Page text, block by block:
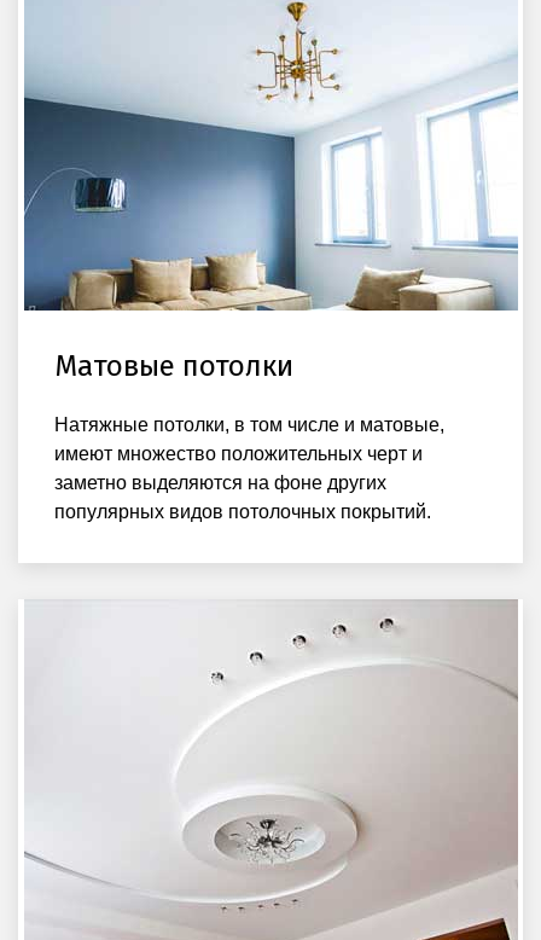
Матовые потолки
Натяжные потолки, в том числе и матовые,
имеют множество положительных черт и
заметно выделяются на фоне других
популярных видов потолочных покрытий.